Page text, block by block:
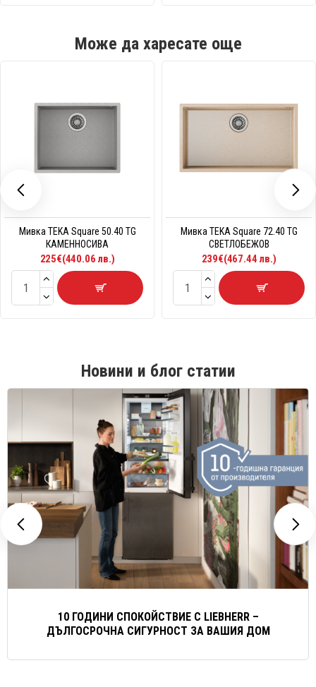
Може да харесате още
Мивка TEKA Square 50.40 TG
КАМЕННОСИВА
225€(440.06 лв.)
Мивка TEKA Square 72.40 TG
СВЕТЛОБЕЖОВ
239€(467.44 лв.)
Новини и блог статии
10 ГОДИНИ СПОКОЙСТВИЕ С LIEBHERR –
ДЪЛГОСРОЧНА СИГУРНОСТ ЗА ВАШИЯ ДОМ